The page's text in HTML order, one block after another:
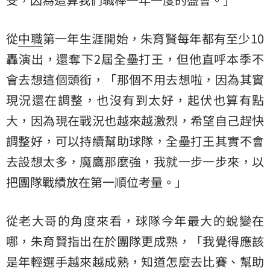
從中職第一年生涯開始，朱育賢每年都有至少10
轟演出，還奪下2屆全壘打王，但他直呼本季不
會去想這個頭銜，「那個不用去想啦，因為其實
現況還在調整，也沒有到太好，起伏也算有點
大，因為現在戰況也越來越激烈，希望自己趕快
調整好，可以持續幫助球隊，全壘打王其實不會
去設想太多，魔鷹那麼強，我就一步一步來，以
把團隊戰績放在第一順位考量。」
從老大哥的角度來看，球隊今年最大的蛻變在
哪，朱育賢指出在於團隊更成熟，「我覺得應該
是年輕選手越來越成熟，知道怎麼去比賽、幫助